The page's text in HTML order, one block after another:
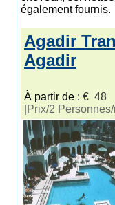
également fournis.
Agadir
Agadir
À partir de : € 48
|Prix/2 Personnes/